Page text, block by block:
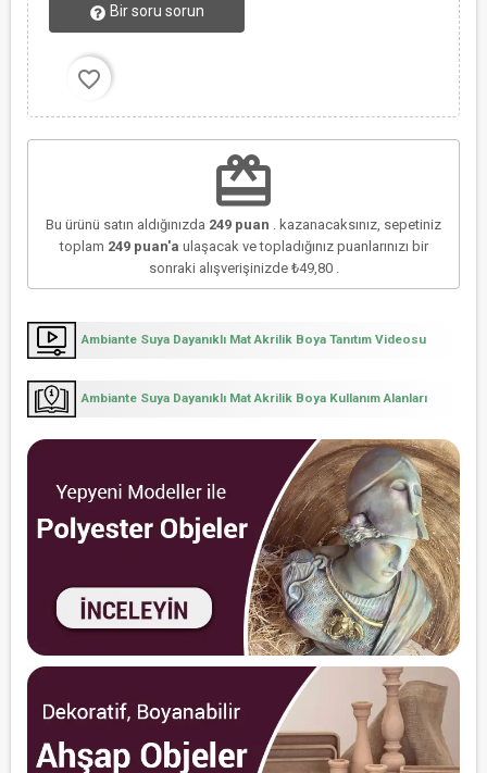
Bir soru sorun
favorite_border
redeem
Bu ürünü satın aldığınızda 249 puan . kazanacaksınız, sepetiniz
toplam 249puan'a ulaşacak ve topladığınız puanlarınızı bir
sonraki alışverişinizde ₺49,80.
Ambiante Suya Dayanıklı Mat Akrilik Boya Tanıtım Videosu
Ambiante Suya Dayanıklı Mat Akrilik Boya Kullanım Alanları